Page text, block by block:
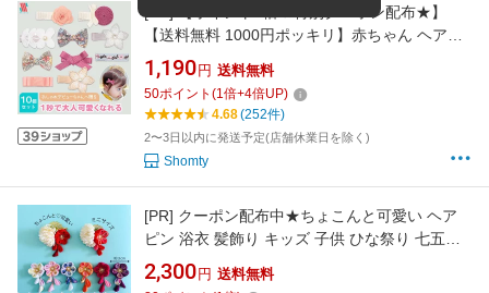
[PR]
【ポイント5倍＆特別クーポン配布★】
【送料無料 1000円ポッキリ】赤ちゃん ヘアク
リップ ヘアピン キッズ 10本 セット
KIRAKIRA☆ 前髪クリップ ヘアアクセサリー 髪
留め 子供 赤ちゃん ベビー かわいい おしゃれ
花 リボン お誕生日 プレゼント Shomty
1,190 円 送料無料
50ポイント (1倍+4倍UP)
4.68(252件)
2〜3日以内に発送予定(店舗休業日を除く)
Shomty
[PR] クーポン配布中★ちょこんと可愛い ヘア
ピン 浴衣 髪飾り キッズ 子供 ひな祭り 七五三
子供 赤 黄色 青 緑 紫 ピンク パール マム
2,300 円 送料無料